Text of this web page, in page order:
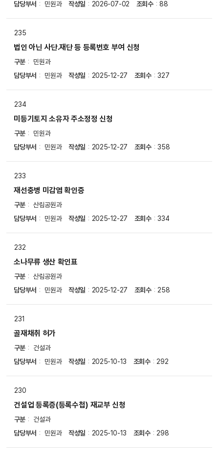
담당부서
민원과 작성일 2026-07-02 조회수 88
235
법인 아닌 사단.재단 등 등록번호 부여 신청
구분
민원과
담당부서
민원과 작성일 2025-12-27 조회수 327
234
미등기토지 소유자 주소정정 신청
구분
민원과
담당부서
민원과 작성일 2025-12-27 조회수 358
233
재선충병 미감염 확인증
구분
산림공원과
담당부서
민원과 작성일 2025-12-27 조회수 334
232
소나무류 생산 확인표
구분
산림공원과
담당부서
민원과 작성일 2025-12-27 조회수 258
231
골재채취 허가
구분
건설과
담당부서
민원과 작성일 2025-10-13 조회수 292
230
건설업 등록증(등록수첩) 재교부 신청
구분
건설과
담당부서
민원과 작성일 2025-10-13 조회수 298